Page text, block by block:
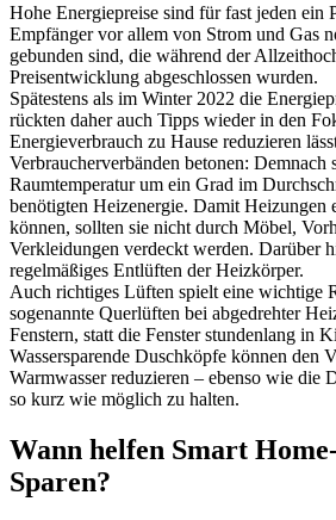
Hohe Energiepreise sind für fast jeden ein
Empfänger vor allem von Strom und Gas
gebunden sind, die während der
Preisentwicklung abgeschlossen wurden.
Spätestens als im Winter 2022 die
rückten daher auch Tipps wieder in den
Energieverbrauch zu Hause reduzieren
Verbraucherverbänden betonen: Demnach
Raumtemperatur um ein Grad im
benötigten Heizenergie. Damit Heizungen
können, sollten sie nicht durch Möbel,
Verkleidungen verdeckt werden. Darüber
regelmäßiges Entlüften der Heizkörper.
Auch richtiges Lüften spielt eine wichtige
sogenannte Querlüften bei abgedrehter
Fenstern, statt die Fenster stundenlang in
Wassersparende Duschköpfe können den
Warmwasser reduzieren – ebenso wie die
so kurz wie möglich zu halten.
Wann helfen Smart
Sparen?